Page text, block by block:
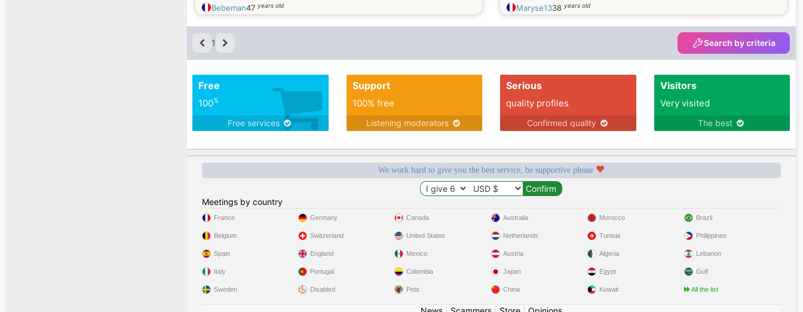
Bebeman47 years old Maryse1338 years old
1 Search by criteria
Free
100%
Free services
Support
100% free
Listening moderators
Serious
quality profiles
Confirmed quality
Visitors
Very visited
The best
We work hard to give you the best service, be supportive please
Meetings by country
France
Belgium
Spain
Italy
Sweden
Germany
Switzerland
England
Portugal
Disabled
Canada
United States
Mexico
Colombia
Pets
Australia
Netherlands
Austria
Japan
China
Morocco
Tunisia
Algeria
Egypt
Kuwait
Brazil
Philippines
Lebanon
Gulf
All the list